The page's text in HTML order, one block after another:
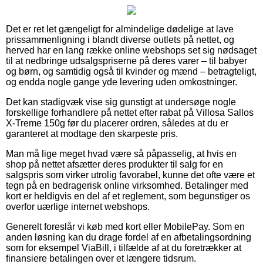
Det er ret let gængeligt for almindelige dødelige at lave
prissammenligning i blandt diverse outlets på nettet, og
herved har en lang række online webshops set sig nødsaget
til at nedbringe udsalgspriserne på deres varer – til babyer
og børn, og samtidig også til kvinder og mænd – betragteligt,
og endda nogle gange yde levering uden omkostninger.
Det kan stadigvæk vise sig gunstigt at undersøge nogle
forskellige forhandlere på nettet efter rabat på Villosa Sallos
X-Treme 150g før du placerer ordren, således at du er
garanteret at modtage den skarpeste pris.
Man må lige meget hvad være så påpasselig, at hvis en
shop på nettet afsætter deres produkter til salg for en
salgspris som virker utrolig favorabel, kunne det ofte være et
tegn på en bedragerisk online virksomhed. Betalinger med
kort er heldigvis en del af et reglement, som begunstiger os
overfor uærlige internet webshops.
Generelt foreslår vi køb med kort eller MobilePay. Som en
anden løsning kan du drage fordel af en afbetalingsordning
som for eksempel ViaBill, i tilfælde af at du foretrækker at
finansiere betalingen over et længere tidsrum.